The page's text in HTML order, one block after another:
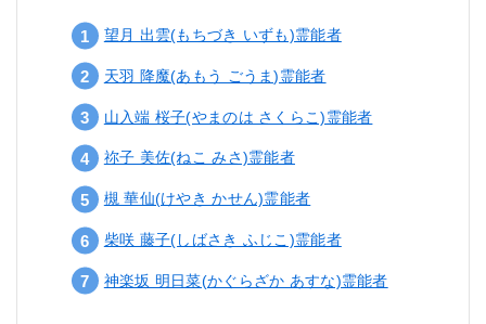
望月 出雲(もちづき いずも)霊能者
天羽 降魔(あもう ごうま)霊能者
山入端 桜子(やまのは さくらこ)霊能者
祢子 美佐(ねこ みさ)霊能者
槻 華仙(けやき かせん)霊能者
柴咲 藤子(しばさき ふじこ)霊能者
神楽坂 明日菜(かぐらざか あすな)霊能者